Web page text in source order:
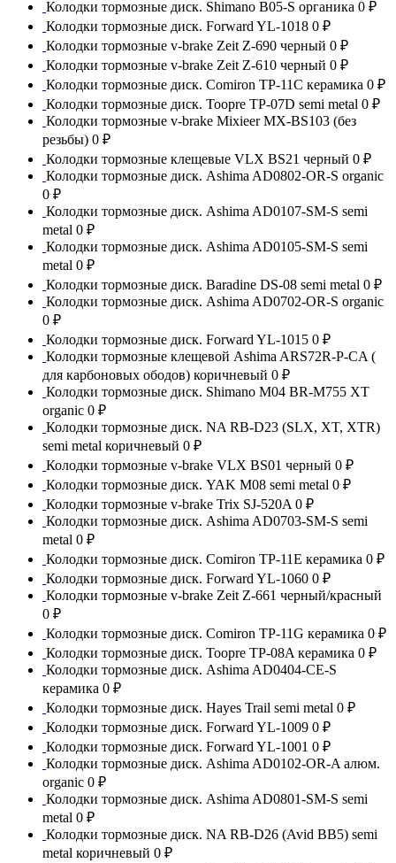
Колодки тормозные диск. Shimano B05-S органика 0 ₽
Колодки тормозные диск. Forward YL-1018 0 ₽
Колодки тормозные v-brake Zeit Z-690 черный 0 ₽
Колодки тормозные v-brake Zeit Z-610 черный 0 ₽
Колодки тормозные диск. Comiron TP-11C керамика 0 ₽
Колодки тормозные диск. Toopre TP-07D semi metal 0 ₽
Колодки тормозные v-brake Mixieer MX-BS103 (без
резьбы) 0 ₽
Колодки тормозные клещевые VLX BS21 черный 0 ₽
Колодки тормозные диск. Ashima AD0802-OR-S organic
0 ₽
Колодки тормозные диск. Ashima AD0107-SM-S semi
metal 0 ₽
Колодки тормозные диск. Ashima AD0105-SM-S semi
metal 0 ₽
Колодки тормозные диск. Baradine DS-08 semi metal 0 ₽
Колодки тормозные диск. Ashima AD0702-OR-S organic
0 ₽
Колодки тормозные диск. Forward YL-1015 0 ₽
Колодки тормозные клещевой Ashima ARS72R-P-CA (
для карбоновых ободов) коричневый 0 ₽
Колодки тормозные диск. Shimano M04 BR-M755 XT
organic 0 ₽
Колодки тормозные диск. NA RB-D23 (SLX, XT, XTR)
semi metal коричневый 0 ₽
Колодки тормозные v-brake VLX BS01 черный 0 ₽
Колодки тормозные диск. YAK M08 semi metal 0 ₽
Колодки тормозные v-brake Trix SJ-520A 0 ₽
Колодки тормозные диск. Ashima AD0703-SM-S semi
metal 0 ₽
Колодки тормозные диск. Comiron TP-11E керамика 0 ₽
Колодки тормозные диск. Forward YL-1060 0 ₽
Колодки тормозные v-brake Zeit Z-661 черный/красный
0 ₽
Колодки тормозные диск. Comiron TP-11G керамика 0 ₽
Колодки тормозные диск. Toopre TP-08A керамика 0 ₽
Колодки тормозные диск. Ashima AD0404-CE-S
керамика 0 ₽
Колодки тормозные диск. Hayes Trail semi metal 0 ₽
Колодки тормозные диск. Forward YL-1009 0 ₽
Колодки тормозные диск. Forward YL-1001 0 ₽
Колодки тормозные диск. Ashima AD0102-OR-A алюм.
organic 0 ₽
Колодки тормозные диск. Ashima AD0801-SM-S semi
metal 0 ₽
Колодки тормозные диск. NA RB-D26 (Avid BB5) semi
metal коричневый 0 ₽